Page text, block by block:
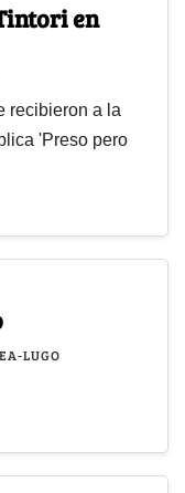
en
recibieron a la
'Preso pero
LUGO